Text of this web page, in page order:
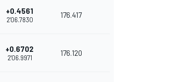
+0.4561
2'06.7830
176.417
+0.6702
2'06.9971
176.120